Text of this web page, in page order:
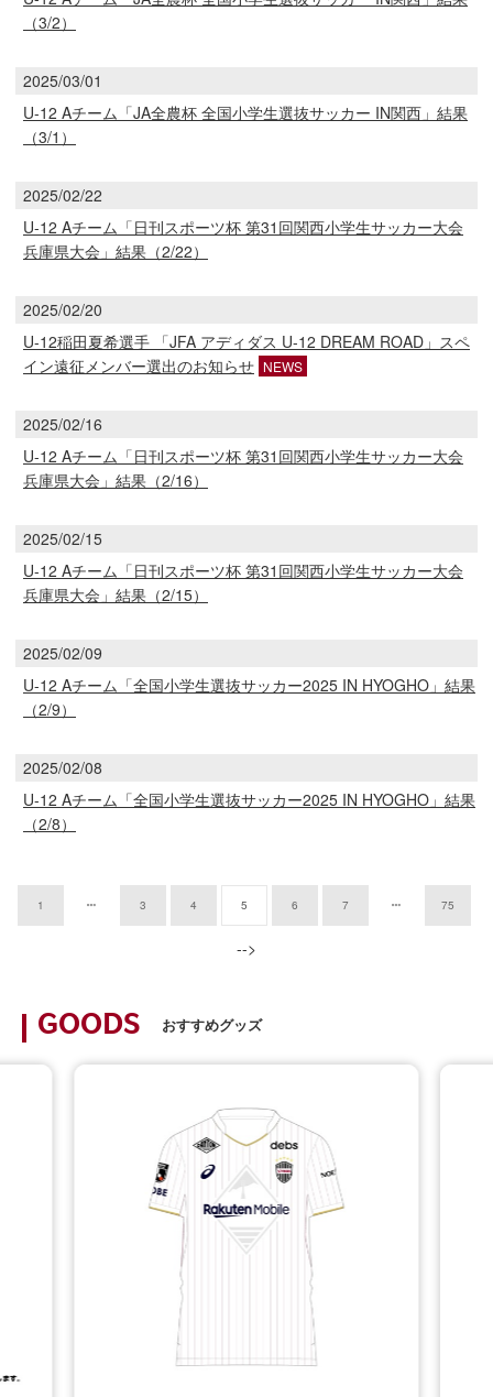
（3/2）
2025/03/01
U-12 Aチーム「JA全農杯 全国小学生選抜サッカー IN関西」結果
（3/1）
2025/02/22
U-12 Aチーム「日刊スポーツ杯 第31回関西小学生サッカー大会
兵庫県大会」結果（2/22）
2025/02/20
U-12稲田夏希選手 「JFA アディダス U-12 DREAM ROAD」スペ
イン遠征メンバー選出のお知らせ NEWS
2025/02/16
U-12 Aチーム「日刊スポーツ杯 第31回関西小学生サッカー大会
兵庫県大会」結果（2/16）
2025/02/15
U-12 Aチーム「日刊スポーツ杯 第31回関西小学生サッカー大会
兵庫県大会」結果（2/15）
2025/02/09
U-12 Aチーム「全国小学生選抜サッカー2025 IN HYOGHO」結果
（2/9）
2025/02/08
U-12 Aチーム「全国小学生選抜サッカー2025 IN HYOGHO」結果
（2/8）
1 3 4 5 6 7 75
-->
GOODS おすすめグッズ